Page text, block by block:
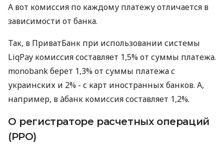
А вот комиссия по каждому платежу отличается в
зависимости от банка.
Так, в ПриватБанк при использовании системы
LiqPay комиссия составляет 1,5% от суммы платежа.
monobank берет 1,3% от суммы платежа с
украинских и 2% - с карт иностранных банков. А,
например, в àбанк комиссия составляет 1,2%.
О регистраторе расчетных операций
(РРО)